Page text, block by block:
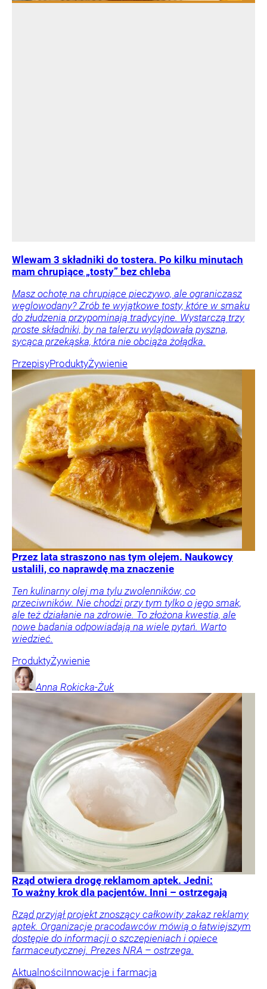
Wlewam 3 składniki do tostera. Po kilku minutach
mam chrupiące „tosty” bez chleba
Masz ochotę na chrupiące pieczywo, ale ograniczasz
węglowodany? Zrób te wyjątkowe tosty, które w smaku
do złudzenia przypominają tradycyjne. Wystarczą trzy
proste składniki, by na talerzu wylądowała pyszna,
sycąca przekąska, która nie obciąża żołądka.
PrzepisyProduktyŻywienie
Przez lata straszono nas tym olejem. Naukowcy
ustalili, co naprawdę ma znaczenie
Ten kulinarny olej ma tylu zwolenników, co
przeciwników. Nie chodzi przy tym tylko o jego smak,
ale też działanie na zdrowie. To złożona kwestia, ale
nowe badania odpowiadają na wiele pytań. Warto
wiedzieć.
ProduktyŻywienie
Anna Rokicka-Żuk
Rząd otwiera drogę reklamom aptek. Jedni:
To ważny krok dla pacjentów. Inni – ostrzegają
Rząd przyjął projekt znoszący całkowity zakaz reklamy
aptek. Organizacje pracodawców mówią o łatwiejszym
dostępie do informacji o szczepieniach i opiece
farmaceutycznej. Prezes NRA – ostrzega.
AktualnościInnowacje i farmacja